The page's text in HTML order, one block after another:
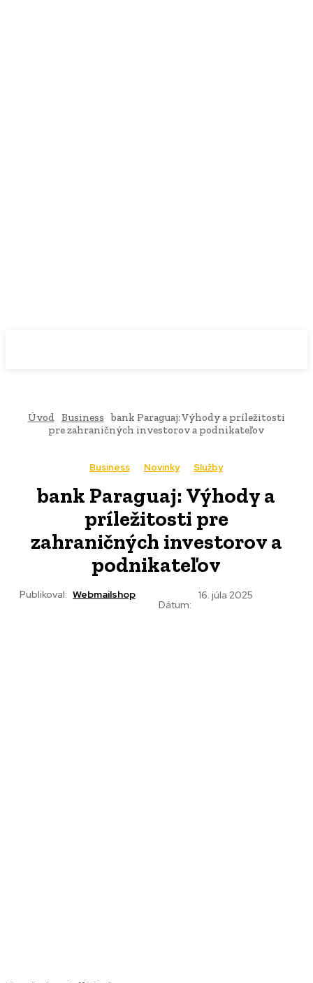
Úvod Business bank Paraguaj: Výhody a príležitosti
pre zahraničných investorov a podnikateľov
Business Novinky Služby
bank Paraguaj: Výhody a
príležitosti pre
zahraničných investorov a
podnikateľov
Publikoval: Webmailshop
Dátum:
16. júla 2025